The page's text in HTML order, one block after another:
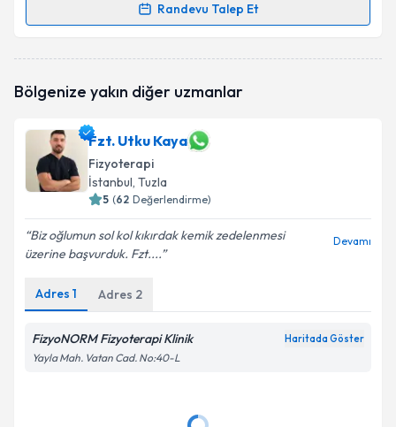
Randevu Talep Et
Randevu Takvimi Talebi
oluşturun. Size bu uzmandan randevu almanız için bir
E-posta Adresiniz
Kişisel verilerimin işlenmesine ilişkinAydınlatma
Metni'ni okudum ve kişisel verilerimin belirtilen
Bölgenize yakın diğer uzmanlar
Fzt. Utku Kaya
Fizyoterapi
İstanbul, Tuzla
5 (62 Değerlendirme)
Biz oğlumun sol kol kıkırdak kemik zedelenmesi
üzerine başvurduk. Fzt....
Devamı
Adres 1 Adres 2
FizyoNORM Fizyoterapi Klinik Haritada Göster
Yayla Mah. Vatan Cad. No:40-L